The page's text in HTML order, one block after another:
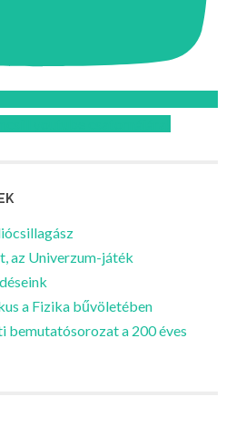
az Univerzum-játék
a Fizika bűvöletében
bemutatósorozat a 200 éves